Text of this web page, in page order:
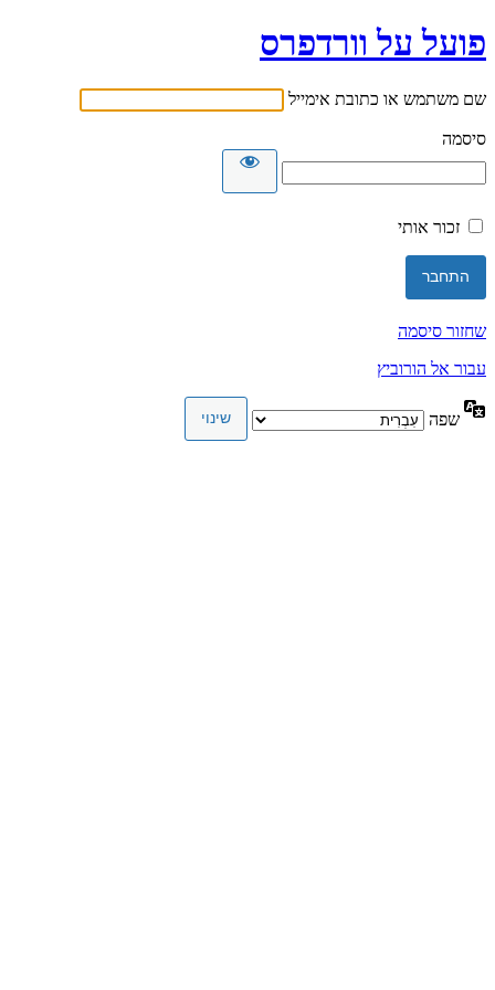
פועל על וורדפרס
שם משתמש או כתובת אימייל
סיסמה
זכור אותי
שחזור סיסמה
עבור אל הורוביץ
שפה